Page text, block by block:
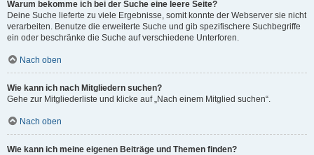
Warum bekomme ich bei der Suche eine leere Seite?
Deine Suche lieferte zu viele Ergebnisse, somit konnte der Webserver sie nicht
verarbeiten. Benutze die erweiterte Suche und gib spezifischere Suchbegriffe
ein oder beschränke die Suche auf verschiedene Unterforen.
Nach oben
Wie kann ich nach Mitgliedern suchen?
Gehe zur Mitgliederliste und klicke auf „Nach einem Mitglied suchen“.
Nach oben
Wie kann ich meine eigenen Beiträge und Themen finden?